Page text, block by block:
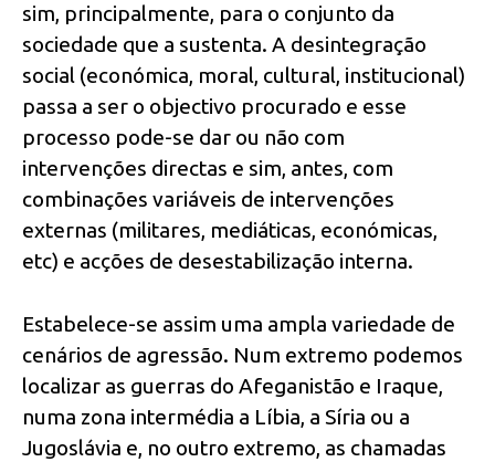
sim, principalmente, para o conjunto da
sociedade que a sustenta. A desintegração
social (económica, moral, cultural, institucional)
passa a ser o objectivo procurado e esse
processo pode-se dar ou não com
intervenções directas e sim, antes, com
combinações variáveis de intervenções
externas (militares, mediáticas, económicas,
etc) e acções de desestabilização interna.
Estabelece-se assim uma ampla variedade de
cenários de agressão. Num extremo podemos
localizar as guerras do Afeganistão e Iraque,
numa zona intermédia a Líbia, a Síria ou a
Jugoslávia e, no outro extremo, as chamadas